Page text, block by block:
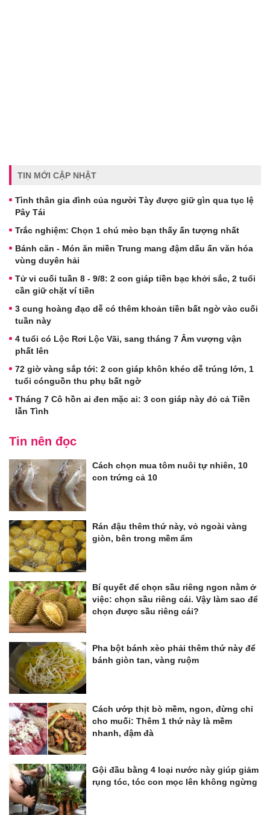
TIN MỚI CẬP NHẬT
Tình thân gia đình của người Tày được giữ gìn qua tục lệ
Pây Tái
Trắc nghiệm: Chọn 1 chú mèo bạn thấy ấn tượng nhất
Bánh căn - Món ăn miền Trung mang đậm dấu ấn văn hóa
vùng duyên hải
Tử vi cuối tuần 8 - 9/8: 2 con giáp tiền bạc khởi sắc, 2 tuổi
cần giữ chặt ví tiền
3 cung hoàng đạo dễ có thêm khoản tiền bất ngờ vào cuối
tuần này
4 tuổi có Lộc Rơi Lộc Vãi, sang tháng 7 Âm vượng vận
phất lên
72 giờ vàng sắp tới: 2 con giáp khôn khéo dễ trúng lớn, 1
tuổi cónguồn thu phụ bất ngờ
Tháng 7 Cô hồn ai đen mặc ai: 3 con giáp này đỏ cả Tiền
lẫn Tình
Tin nên đọc
Cách chọn mua tôm nuôi tự nhiên, 10
con trứng cả 10
Rán đậu thêm thứ này, vỏ ngoài vàng
giòn, bên trong mềm ẩm
Bí quyết để chọn sầu riêng ngon nằm ở
việc: chọn sầu riêng cái. Vậy làm sao để
chọn được sầu riêng cái?
Pha bột bánh xèo phải thêm thứ này để
bánh giòn tan, vàng ruộm
Cách ướp thịt bò mềm, ngon, đừng chỉ
cho muối: Thêm 1 thứ này là mềm
nhanh, đậm đà
Gội đầu bằng 4 loại nước này giúp giảm
rụng tóc, tóc con mọc lên không ngừng